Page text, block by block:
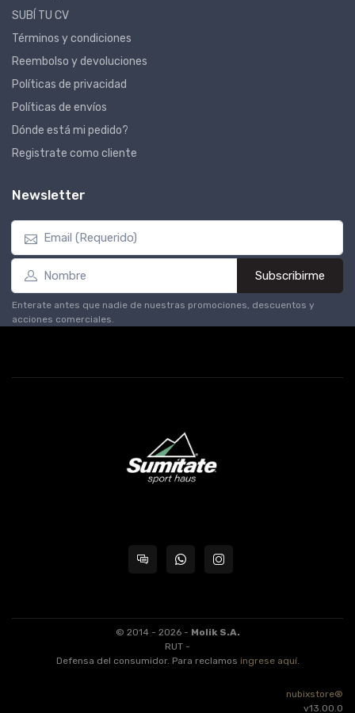
SUBÍ TU CV
Términos y condiciones
Reembolso y devoluciones
Políticas de privacidad
Políticas de envíos
Dónde está mi pedido?
Registrate como cliente
Newsletter
Subscribirme
Enterate antes que nadie de nuestras promociones, descuentos y
acciones comerciales.
© 2014 - 2026 - Molik S.A.
RUT -
Defensa del consumidor. Para reclamos ingrese aquí.
nubixstore®
v13.00.0